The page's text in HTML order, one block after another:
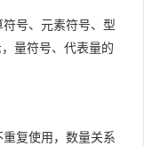
号、元素符号、型
量符号、代表量的
复使用，数量关系